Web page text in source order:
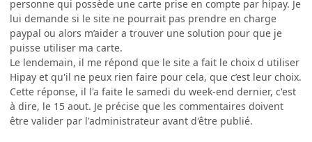
personne qui possède une carte prise en compte par hipay. Je
lui demande si le site ne pourrait pas prendre en charge
paypal ou alors m’aider a trouver une solution pour que je
puisse utiliser ma carte.
Le lendemain, il me répond que le site a fait le choix d utiliser
Hipay et qu'il ne peux rien faire pour cela, que c’est leur choix.
Cette réponse, il l'a faite le samedi du week-end dernier, c'est
à dire, le 15 aout. Je précise que les commentaires doivent
être valider par l'administrateur avant d'être publié.